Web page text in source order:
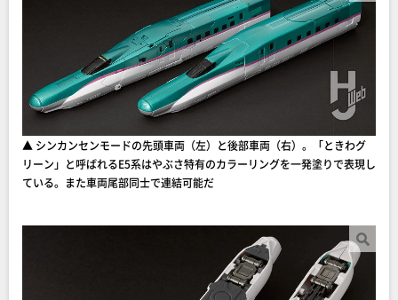
▲ シンカンセンモードの先頭車両（左）と後部車両（右）。「ときわグ
リーン」と呼ばれるE5系はやぶさ特有のカラーリングを一発塗りで表現し
ている。また車両尾部同士で連結可能だ